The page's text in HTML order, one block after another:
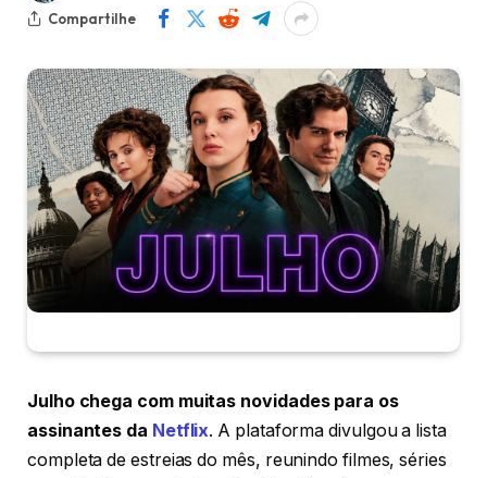
Compartilhe
Julho chega com muitas novidades para os
assinantes da Netflix. A plataforma divulgou a lista
completa de estreias do mês, reunindo filmes, séries